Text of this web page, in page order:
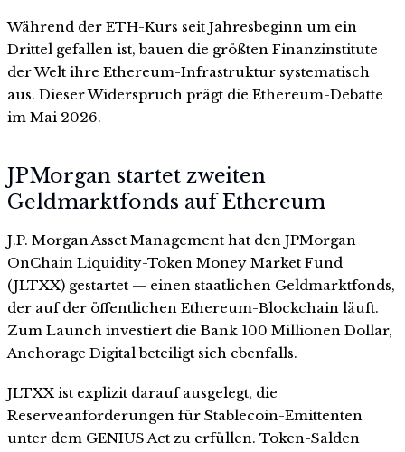
Während der ETH-Kurs seit Jahresbeginn um ein
Drittel gefallen ist, bauen die größten Finanzinstitute
der Welt ihre Ethereum-Infrastruktur systematisch
aus. Dieser Widerspruch prägt die Ethereum-Debatte
im Mai 2026.
JPMorgan startet zweiten
Geldmarktfonds auf Ethereum
J.P. Morgan Asset Management hat den JPMorgan
OnChain Liquidity-Token Money Market Fund
(JLTXX) gestartet — einen staatlichen Geldmarktfonds,
der auf der öffentlichen Ethereum-Blockchain läuft.
Zum Launch investiert die Bank 100 Millionen Dollar,
Anchorage Digital beteiligt sich ebenfalls.
JLTXX ist explizit darauf ausgelegt, die
Reserveanforderungen für Stablecoin-Emittenten
unter dem GENIUS Act zu erfüllen. Token-Salden